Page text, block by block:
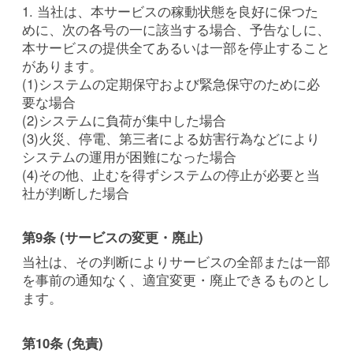
1. 当社は、本サービスの稼動状態を良好に保つた
めに、次の各号の一に該当する場合、予告なしに、
本サービスの提供全てあるいは一部を停止すること
があります。
(1)システムの定期保守および緊急保守のために必
要な場合
(2)システムに負荷が集中した場合
(3)火災、停電、第三者による妨害行為などにより
システムの運用が困難になった場合
(4)その他、止むを得ずシステムの停止が必要と当
社が判断した場合
第9条 (サービスの変更・廃止)
当社は、その判断によりサービスの全部または一部
を事前の通知なく、適宜変更・廃止できるものとし
ます。
第10条 (免責)